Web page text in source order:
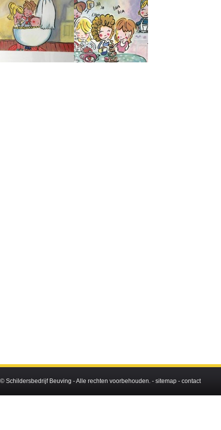
© Schildersbedrijf Beuving - Alle rechten voorbehouden. - sitemap - contact